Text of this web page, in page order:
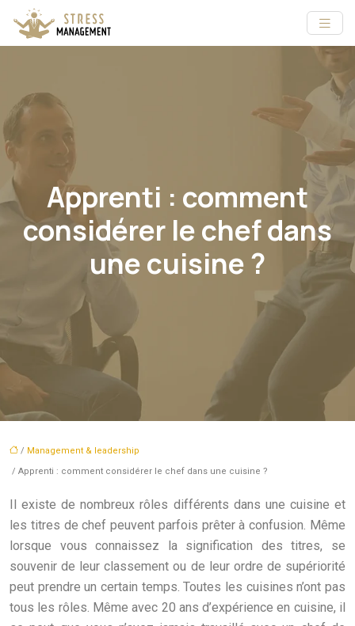
Apprenti : comment
considérer le chef dans
une cuisine ?
/ Management & leadership
/ Apprenti : comment considérer le chef dans une cuisine ?
Il existe de nombreux rôles différents dans une cuisine et
les titres de chef peuvent parfois prêter à confusion. Même
lorsque vous connaissez la signification des titres, se
souvenir de leur classement ou de leur ordre de supériorité
peut prendre un certain temps. Toutes les cuisines n’ont pas
tous les rôles. Même avec 20 ans d’expérience en cuisine, il